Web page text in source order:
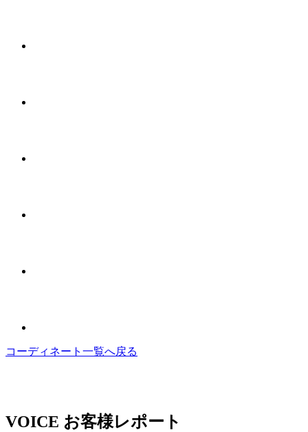
コーディネート一覧へ戻る
VOICE お客様レポート